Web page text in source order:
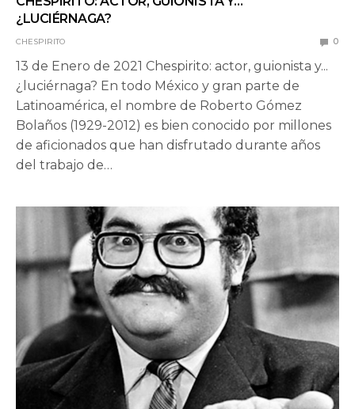
¿LUCIÉRNAGA?
CHESPIRITO 0
13 de Enero de 2021 Chespirito: actor, guionista y...
¿luciérnaga? En todo México y gran parte de
Latinoamérica, el nombre de Roberto Gómez
Bolaños (1929-2012) es bien conocido por millones
de aficionados que han disfrutado durante años
del trabajo de…